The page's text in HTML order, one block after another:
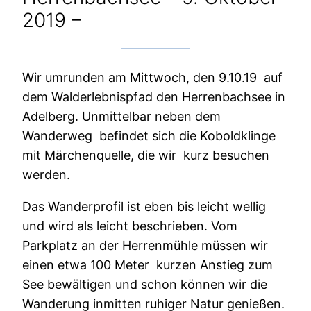
2019 –
Wir umrunden am Mittwoch, den 9.10.19 auf
dem Walderlebnispfad den Herrenbachsee in
Adelberg. Unmittelbar neben dem
Wanderweg befindet sich die Koboldklinge
mit Märchenquelle, die wir kurz besuchen
werden.
Das Wanderprofil ist eben bis leicht wellig
und wird als leicht beschrieben. Vom
Parkplatz an der Herrenmühle müssen wir
einen etwa 100 Meter kurzen Anstieg zum
See bewältigen und schon können wir die
Wanderung inmitten ruhiger Natur genießen.